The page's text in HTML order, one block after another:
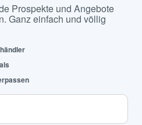
Prospekte und Angebote
Ganz einfach und völlig